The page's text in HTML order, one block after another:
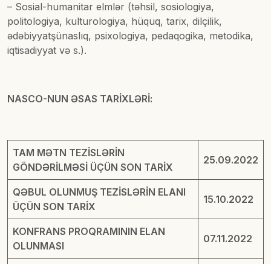
– Sosial-humanitar elmlər (təhsil, sosiologiya,
politologiya, kulturologiya, hüquq, tarix, dilçilik,
ədəbiyyatşünaslıq, psixologiya, pedaqogika, metodika,
iqtisadiyyat və s.).
NASCO-NUN ƏSAS TARİXLƏRİ:
TAM MƏTN TEZİSLƏRİN
GÖNDƏRİLMƏSİ ÜÇÜN SON TARİX
25.09.2022
QƏBUL OLUNMUŞ TEZİSLƏRİN ELANI
ÜÇÜN SON TARİX
15.10.2022
KONFRANS PROQRAMININ ELAN
OLUNMASI
07.11.2022